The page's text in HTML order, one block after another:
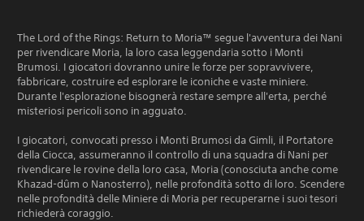
The Lord of the Rings: Return to Moria™ segue l'avventura dei Nani
per rivendicare Moria, la loro casa leggendaria sotto i Monti
Brumosi. I giocatori dovranno unire le forze per sopravvivere,
fabbricare, costruire ed esplorare le iconiche e vaste miniere.
Durante l'esplorazione bisognerà restare sempre all'erta, perché
misteriosi pericoli sono in agguato.
I giocatori, convocati presso i Monti Brumosi da Gimli, il Portatore
della Ciocca, assumeranno il controllo di una squadra di Nani per
rivendicare le rovine della loro casa, Moria (conosciuta anche come
Khazad-dûm o Nanosterro), nelle profondità sotto di loro. Scendere
nelle profondità delle Miniere di Moria per recuperarne i suoi tesori
richiederà coraggio.